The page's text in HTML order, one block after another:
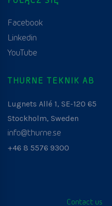
Facebook
Linkedin
YouTube
THURNE TEKNIK AB
Lugnets Allé 1, SE-120 65
Stockholm, Sweden
info@thurne.se
+46 8 5576 9300
Contact us